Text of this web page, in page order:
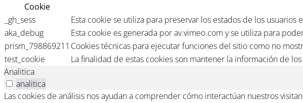
Cookie
_gh_sess
Esta cookie se utiliza para preservar los estados de los usuarios
aka_debug
Esta cookie es generada por av.vimeo.com y se utiliza para
prism_798869211 Cookies técnicas para ejecutar funciones del sitio como no
test_cookie
La finalidad de estas cookies son mantener la información de
Analitica
analitica
Las cookies de análisis nos ayudan a comprender cómo interactúan nuestros